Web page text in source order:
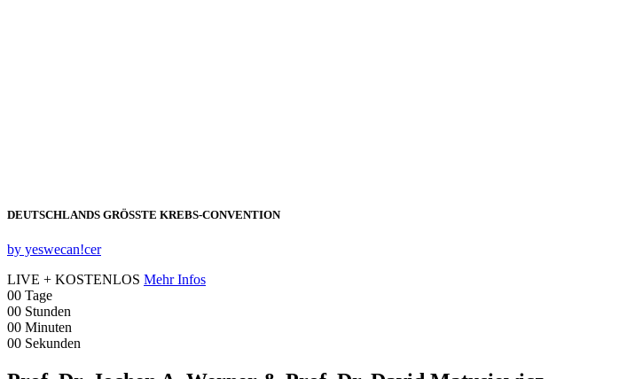
DEUTSCHLANDS GRÖSSTE KREBS‑CONVENTION
by yeswecan!cer
LIVE + KOSTENLOS Mehr Infos
00 Tage
00 Stunden
00 Minuten
00 Sekunden